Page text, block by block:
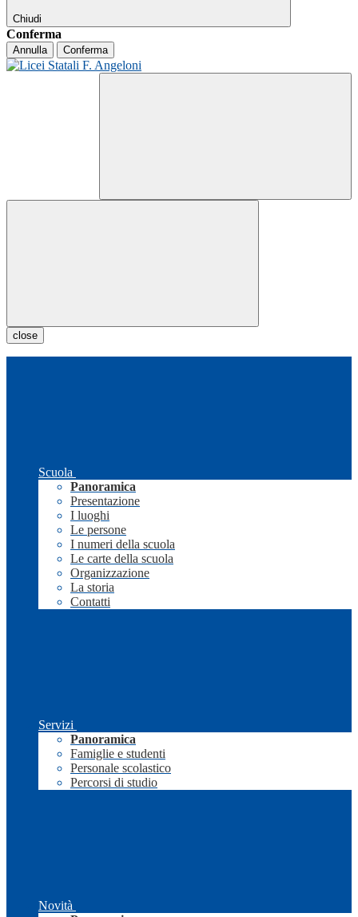
Chiudi
Conferma
Annulla Conferma
close
Scuola
Panoramica
Presentazione
I luoghi
Le persone
I numeri della scuola
Le carte della scuola
Organizzazione
La storia
Contatti
Servizi
Panoramica
Famiglie e studenti
Personale scolastico
Percorsi di studio
Novità